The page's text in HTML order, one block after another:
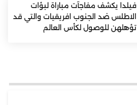
فيلدا يكشف مفاجآت مباراة لبؤات
الاطلس ضد الجنوب افريقيات والتي قد
تؤهلهن للوصول لكأس العالم